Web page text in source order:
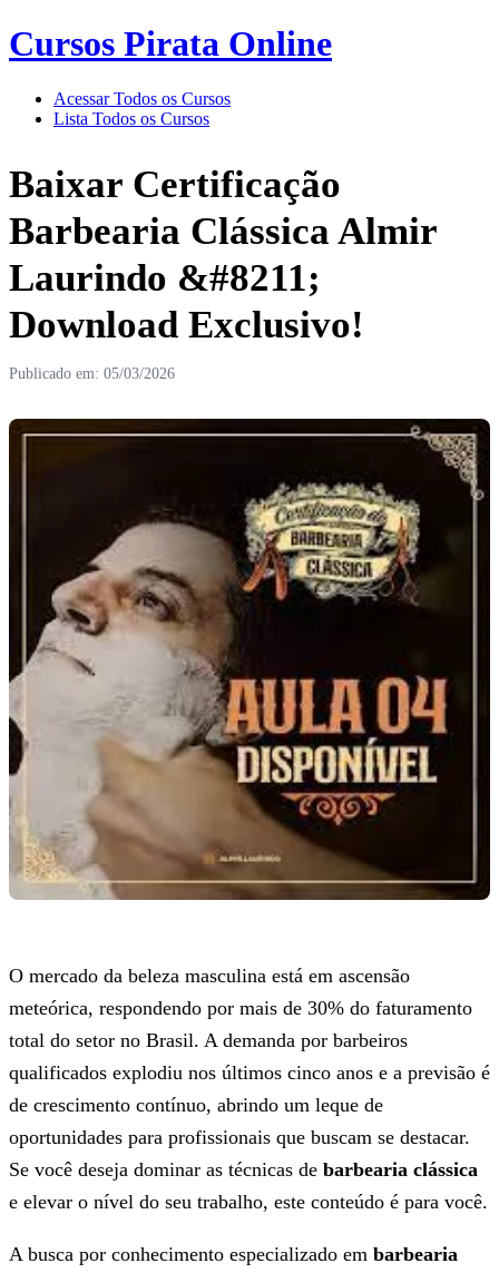
Cursos Pirata Online
Acessar Todos os Cursos
Lista Todos os Cursos
Baixar Certificação
Barbearia Clássica Almir
Laurindo &#8211;
Download Exclusivo!
Publicado em: 05/03/2026
O mercado da beleza masculina está em ascensão
meteórica, respondendo por mais de 30% do faturamento
total do setor no Brasil. A demanda por barbeiros
qualificados explodiu nos últimos cinco anos e a previsão é
de crescimento contínuo, abrindo um leque de
oportunidades para profissionais que buscam se destacar.
Se você deseja dominar as técnicas de barbearia clássica
e elevar o nível do seu trabalho, este conteúdo é para você.
A busca por conhecimento especializado em barbearia